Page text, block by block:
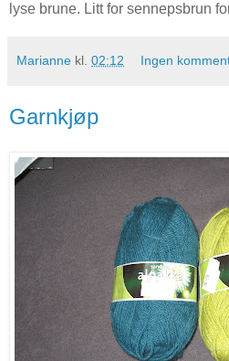
lyse brune. Litt for sennepsbrun
Marianne kl. 02:12 Ingen
Garnkjøp